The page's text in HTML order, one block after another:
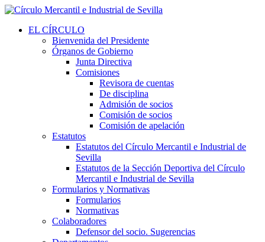
EL CÍRCULO
Bienvenida del Presidente
Órganos de Gobierno
Junta Directiva
Comisiones
Revisora de cuentas
De disciplina
Admisión de socios
Comisión de socios
Comisión de apelación
Estatutos
Estatutos del Círculo Mercantil e Industrial de
Sevilla
Estatutos de la Sección Deportiva del Círculo
Mercantil e Industrial de Sevilla
Formularios y Normativas
Formularios
Normativas
Colaboradores
Defensor del socio. Sugerencias